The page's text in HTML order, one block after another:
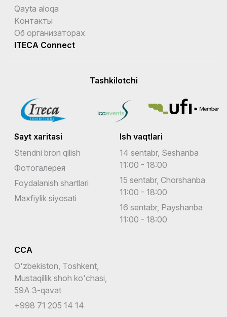
Qayta aloqa
Kонтакты
Об организаторах
ITECA Connect
Tashkilotchi
Sayt xaritasi
Stendni bron qilish
Фотогалерея
Foydalanish shartlari
Maxfiylik siyosati
Ish vaqtlari
14 sentabr, Seshanba
11:00 - 18:00
15 sentabr, Chorshanba
11:00 - 18:00
16 sentabr, Payshanba
11:00 - 18:00
CCA
O'zbekiston, Toshkent,
Mustaqillik shoh ko'chasi,
59A 3-qavat
+998 71 205 14 14